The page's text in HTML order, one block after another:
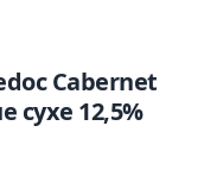
Cabernet
сухе 12,5%